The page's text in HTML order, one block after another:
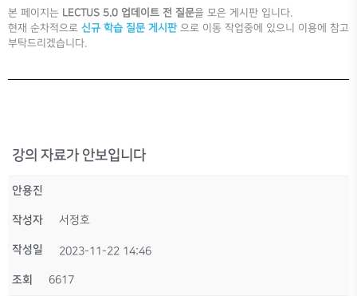
본 페이지는 LECTUS 5.0 업데이트 전 질문을 모은 게시판 입니다.
현재 순차적으로 신규 학습 질문 게시판 으로 이동 작업중에 있으니 이용에 참고
부탁드리겠습니다.
강의 자료가 안보입니다
안용진
작성자 서정호
작성일 2023-11-22 14:46
조회 6617